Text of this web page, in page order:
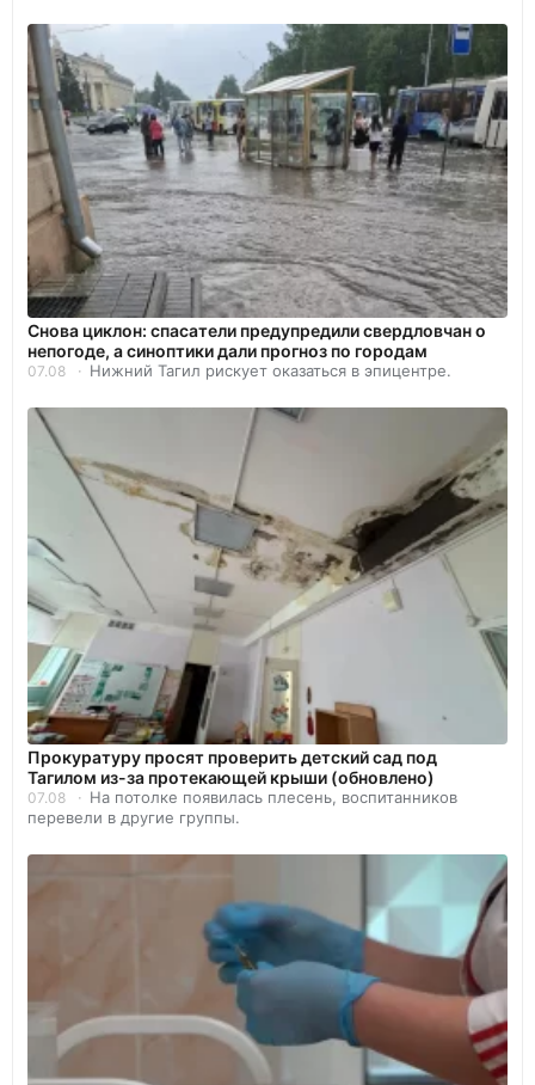
Снова циклон: спасатели предупредили свердловчан о
непогоде, а синоптики дали прогноз по городам
07.08 Нижний Тагил рискует оказаться в эпицентре.
Прокуратуру просят проверить детский сад под
Тагилом из-за протекающей крыши (обновлено)
07.08
На потолке появилась плесень, воспитанников
перевели в другие группы.